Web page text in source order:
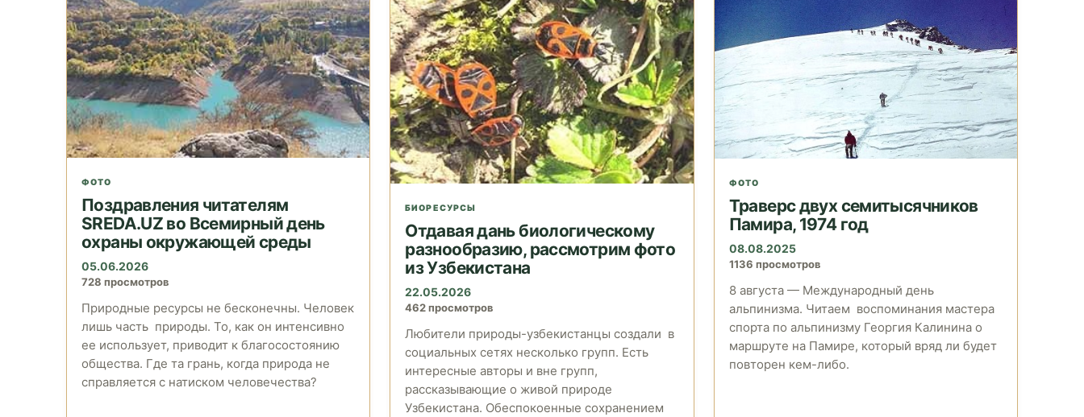
ФОТО
Поздравления читателям
SREDA.UZ во Всемирный день
охраны окружающей среды
05.06.2026
728 просмотров
Природные ресурсы не бесконечны. Человек
лишь часть природы. То, как он интенсивно
ее использует, приводит к благосостоянию
общества. Где та грань, когда природа не
справляется с натиском человечества?
БИОРЕСУРСЫ
Отдавая дань биологическому
разнообразию, рассмотрим фото
из Узбекистана
22.05.2026
462 просмотров
Любители природы-узбекистанцы создали в
социальных сетях несколько групп. Есть
интересные авторы и вне групп,
рассказывающие о живой природе
Узбекистана. Обеспокоенные сохранением
ФОТО
Траверс двух семитысячников
Памира, 1974 год
08.08.2025
1136 просмотров
8 августа — Международный день
альпинизма. Читаем воспоминания мастера
спорта по альпинизму Георгия Калинина о
маршруте на Памире, который вряд ли будет
повторен кем-либо.